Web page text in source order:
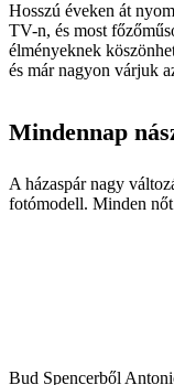
Hosszú éveken át
TV-n, és most
élményeknek
és már nagyon várjuk
Mindennap
A házaspár nagy
fotómodell. Minden nőt
Bud Spencerből